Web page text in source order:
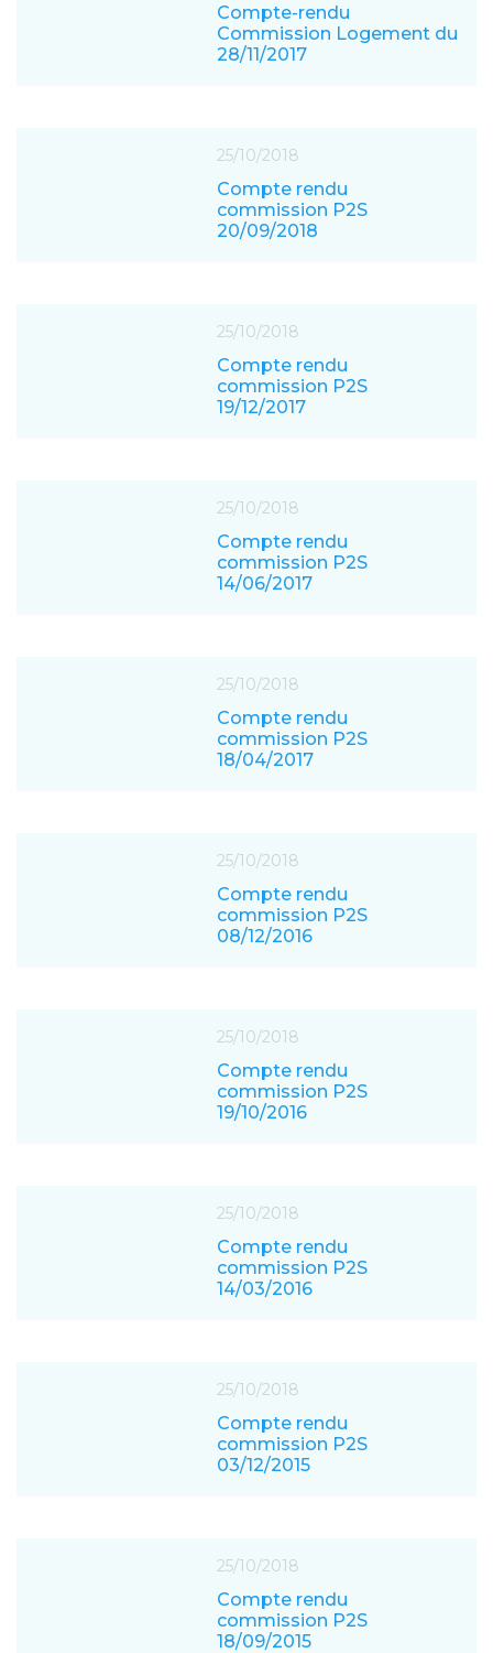
Compte-rendu
Commission Logement du
28/11/2017
25/10/2018
Compte rendu
commission P2S
20/09/2018
25/10/2018
Compte rendu
commission P2S
19/12/2017
25/10/2018
Compte rendu
commission P2S
14/06/2017
25/10/2018
Compte rendu
commission P2S
18/04/2017
25/10/2018
Compte rendu
commission P2S
08/12/2016
25/10/2018
Compte rendu
commission P2S
19/10/2016
25/10/2018
Compte rendu
commission P2S
14/03/2016
25/10/2018
Compte rendu
commission P2S
03/12/2015
25/10/2018
Compte rendu
commission P2S
18/09/2015